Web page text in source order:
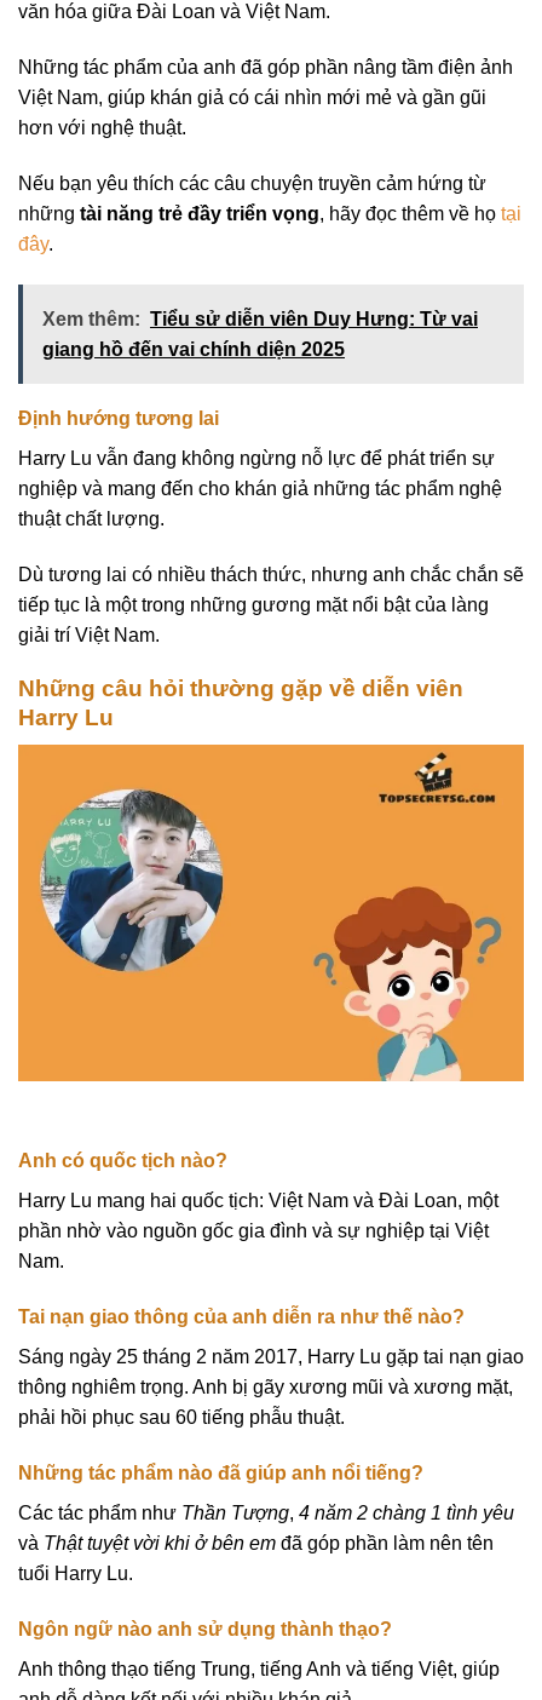
văn hóa giữa Đài Loan và Việt Nam.
Những tác phẩm của anh đã góp phần nâng tầm điện ảnh
Việt Nam, giúp khán giả có cái nhìn mới mẻ và gần gũi
hơn với nghệ thuật.
Nếu bạn yêu thích các câu chuyện truyền cảm hứng từ
những tài năng trẻ đầy triển vọng, hãy đọc thêm về họ tại
đây.
Xem thêm: Tiểu sử diễn viên Duy Hưng: Từ vai
giang hồ đến vai chính diện 2025
Định hướng tương lai
Harry Lu vẫn đang không ngừng nỗ lực để phát triển sự
nghiệp và mang đến cho khán giả những tác phẩm nghệ
thuật chất lượng.
Dù tương lai có nhiều thách thức, nhưng anh chắc chắn sẽ
tiếp tục là một trong những gương mặt nổi bật của làng
giải trí Việt Nam.
Những câu hỏi thường gặp về diễn viên
Harry Lu
Anh có quốc tịch nào?
Harry Lu mang hai quốc tịch: Việt Nam và Đài Loan, một
phần nhờ vào nguồn gốc gia đình và sự nghiệp tại Việt
Nam.
Tai nạn giao thông của anh diễn ra như thế nào?
Sáng ngày 25 tháng 2 năm 2017, Harry Lu gặp tai nạn giao
thông nghiêm trọng. Anh bị gãy xương mũi và xương mặt,
phải hồi phục sau 60 tiếng phẫu thuật.
Những tác phẩm nào đã giúp anh nổi tiếng?
Các tác phẩm như Thần Tượng, 4 năm 2 chàng 1 tình yêu
và Thật tuyệt vời khi ở bên em đã góp phần làm nên tên
tuổi Harry Lu.
Ngôn ngữ nào anh sử dụng thành thạo?
Anh thông thạo tiếng Trung, tiếng Anh và tiếng Việt, giúp